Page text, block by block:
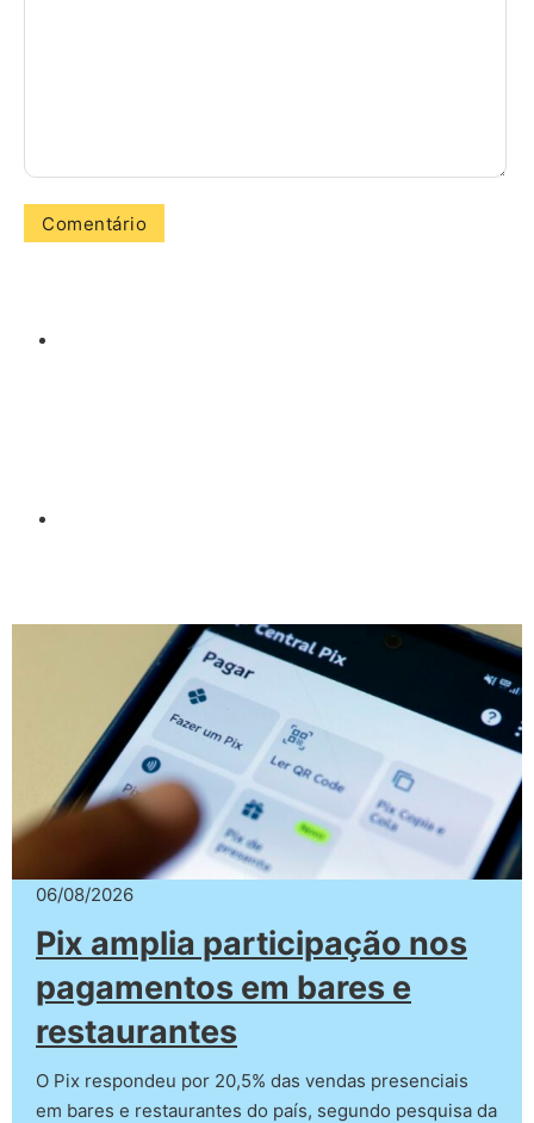
06/08/2026
Pix amplia participação nos
pagamentos em bares e
restaurantes
O Pix respondeu por 20,5% das vendas presenciais
em bares e restaurantes do país, segundo pesquisa da